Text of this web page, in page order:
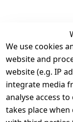
We use cookies
website and
website (e.g. IP
integrate media
analyse access
takes place when
Legal
Terms and
Conditions
Legal
disclosure